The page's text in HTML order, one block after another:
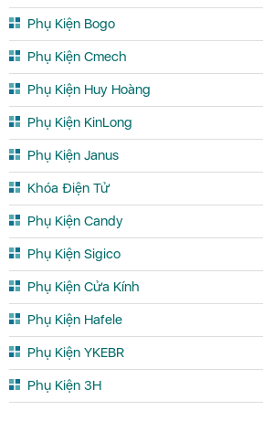
Phụ Kiện Bogo
Phụ Kiện Cmech
Phụ Kiện Huy Hoàng
Phụ Kiện KinLong
Phụ Kiện Janus
Khóa Điện Tử
Phụ Kiện Candy
Phụ Kiện Sigico
Phụ Kiện Cửa Kính
Phụ Kiện Hafele
Phụ Kiện YKEBR
Phụ Kiện 3H